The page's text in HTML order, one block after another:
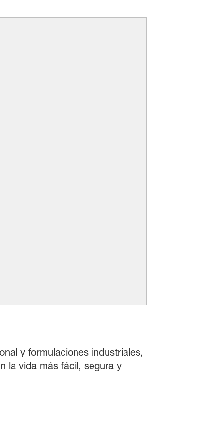
y formulaciones industriales,
la vida más fácil, segura y